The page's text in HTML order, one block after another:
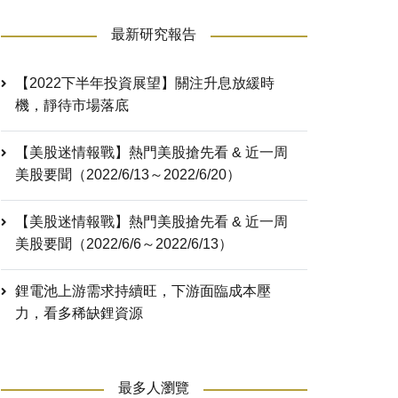
最新研究報告
【2022下半年投資展望】關注升息放緩時
機，靜待市場落底
【美股迷情報戰】熱門美股搶先看 & 近一周
美股要聞（2022/6/13～2022/6/20）
【美股迷情報戰】熱門美股搶先看 & 近一周
美股要聞（2022/6/6～2022/6/13）
鋰電池上游需求持續旺，下游面臨成本壓
力，看多稀缺鋰資源
最多人瀏覽